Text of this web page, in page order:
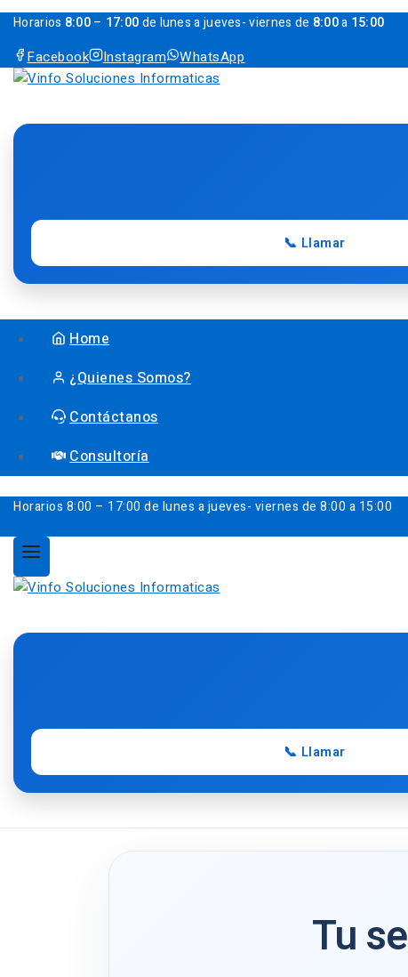
Horarios 8:00– 17:00de lunes a jueves- viernes de 8:00a 15:00
Facebook Instagram WhatsApp
📞 Llamar
Home
¿Quienes Somos?
Contáctanos
Consultoría
Horarios 8:00 – 17:00 de lunes a jueves- viernes de 8:00 a 15:00
📞 Llamar
Tu